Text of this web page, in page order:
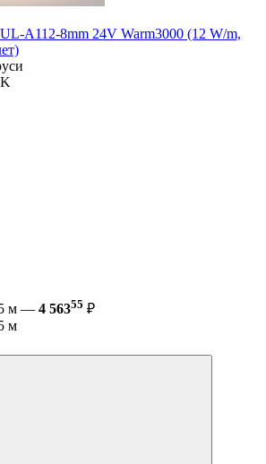
A112-8mm 24V Warm3000 (12 W/m,
5 м — 4 56355 ₽
м